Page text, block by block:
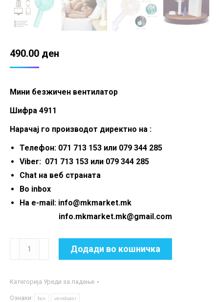
490.00 ден
Мини безжичен вентилатор
Шифра 4911
Нарачај го производот директно на :
Телефон: 071 713 153 или 079 344 285
Viber: 071 713 153 или 079 344 285
Chat на веб страната
Во inbox
На e-mail: info@mkmarket.mk
info.mkmarket.mk@gmail.com
Мини
безжичен
количина
Додади во кошничка
Категорија Уреди за ладење
Ознаки: fan ventilator